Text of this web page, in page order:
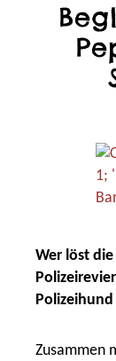
Wer löst
Zusammen